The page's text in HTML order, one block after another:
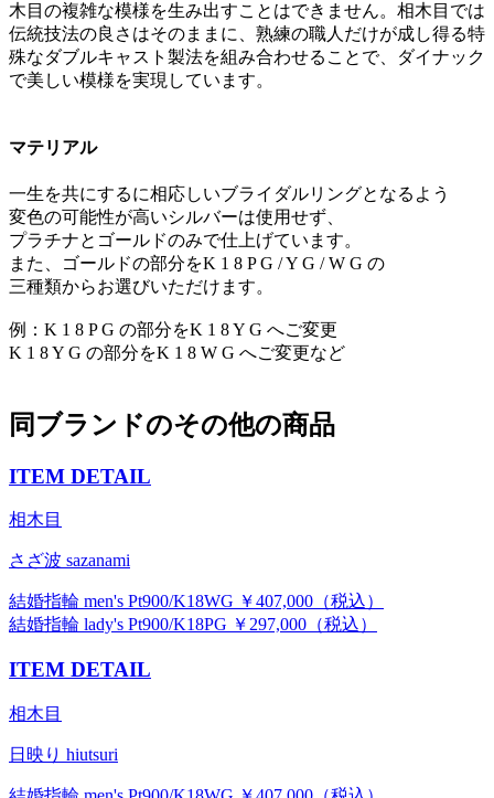
木目の複雑な模様を生み出すことはできません。相木目では
伝統技法の良さはそのままに、熟練の職人だけが成し得る特
殊なダブルキャスト製法を組み合わせることで、ダイナック
で美しい模様を実現しています。
マテリアル
一生を共にするに相応しいブライダルリングとなるよう
変色の可能性が高いシルバーは使用せず、
プラチナとゴールドのみで仕上げています。
また、ゴールドの部分をK 1 8 P G / Y G / W G の
三種類からお選びいただけます。
例：K 1 8 P G の部分をK 1 8 Y G へご変更
K 1 8 Y G の部分をK 1 8 W G へご変更など
同ブランドのその他の商品
ITEM DETAIL
相木目
さざ波 sazanami
結婚指輪 men's Pt900/K18WG ￥407,000（税込）
結婚指輪 lady's Pt900/K18PG ￥297,000（税込）
ITEM DETAIL
相木目
日映り hiutsuri